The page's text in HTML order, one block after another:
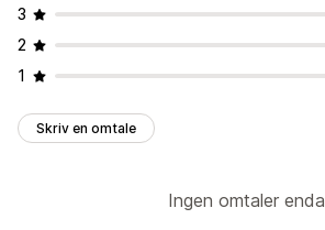
3
2
1
Skriv en omtale
Ingen omtaler enda